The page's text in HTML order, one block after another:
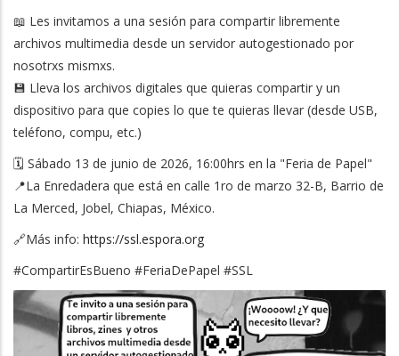
📖 Les invitamos a una sesión para compartir libremente
archivos multimedia desde un servidor autogestionado por
nosotrxs mismxs.
💾 Lleva los archivos digitales que quieras compartir y un
dispositivo para que copies lo que te quieras llevar (desde USB,
teléfono, compu, etc.)
🗓️ Sábado 13 de junio de 2026, 16:00hrs en la "Feria de Papel"
📍La Enredadera que está en calle 1ro de marzo 32-B, Barrio de
La Merced, Jobel, Chiapas, México.
🔗Más info: https://ssl.espora.org
#CompartirEsBueno #FeriaDePapel #SSL